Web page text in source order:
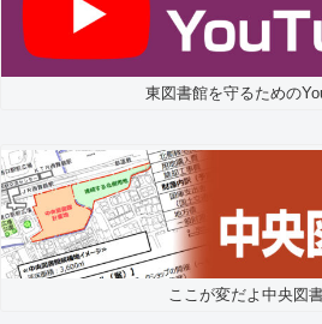
東図書館を守るための
ここが変だよ中央図